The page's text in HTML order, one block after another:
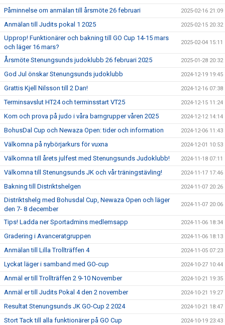
Påminnelse om anmälan till årsmöte 26 februari 2025-02-16 21:09
Anmälan till Judits pokal 1 2025 2025-02-15 20:32
Upprop! Funktionärer och bakning till GO Cup 14-15 mars
och läger 16 mars?
2025-02-04 15:11
Årsmöte Stenungsunds judoklubb 26 februari 2025 2025-01-28 20:32
God Jul önskar Stenungsunds judoklubb 2024-12-19 19:45
Grattis Kjell Nilsson till 2 Dan! 2024-12-16 07:38
Terminsavslut HT24 och terminsstart VT25 2024-12-15 11:24
Kom och prova på judo i våra barngrupper våren 2025 2024-12-12 14:14
BohusDal Cup och Newaza Open: tider och information 2024-12-06 11:43
Välkomna på nybörjarkurs för vuxna 2024-12-01 10:53
Välkomna till årets julfest med Stenungsunds Judoklubb! 2024-11-18 07:11
Välkomna till Stenungsunds JK och vår träningstävling! 2024-11-17 17:46
Bakning till Distriktshelgen 2024-11-07 20:26
Distriktshelg med Bohusdal Cup, Newaza Open och läger
den 7- 8 december
2024-11-07 20:06
Tips! Ladda ner Sportadmins medlemsapp 2024-11-06 18:34
Gradering i Avanceratgruppen 2024-11-06 18:13
Anmälan till Lilla Trollträffen 4 2024-11-05 07:23
Lyckat läger i samband med GO-cup 2024-10-27 10:44
Anmäl er till Trollträffen 2 9-10 November 2024-10-21 19:35
Anmäl er till Judits Pokal 4 den 2 november 2024-10-21 19:27
Resultat Stenungsunds JK GO-Cup 2 2024 2024-10-21 18:47
Stort Tack till alla funktionärer på GO Cup 2024-10-19 23:43